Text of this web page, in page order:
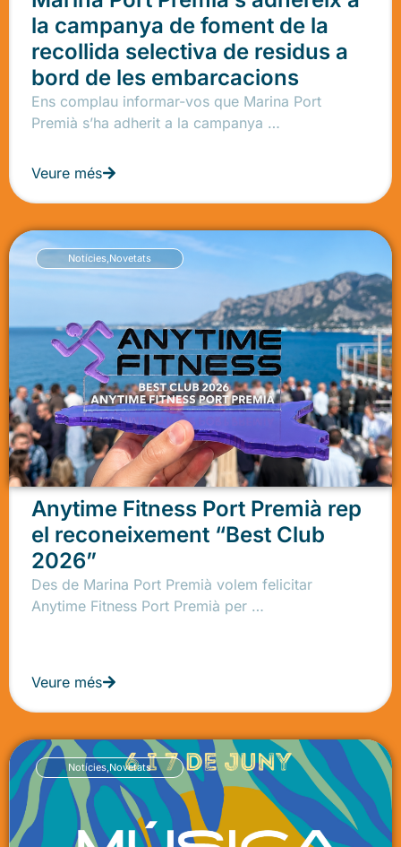
la campanya de foment de la
recollida selectiva de residus a
bord de les embarcacions
Ens complau informar-vos que Marina Port
Premià s’ha adherit a la campanya …
Veure més
Notícies,Novetats
Anytime Fitness Port Premià rep
el reconeixement “Best Club
2026”
Des de Marina Port Premià volem felicitar
Anytime Fitness Port Premià per …
Veure més
Notícies,Novetats